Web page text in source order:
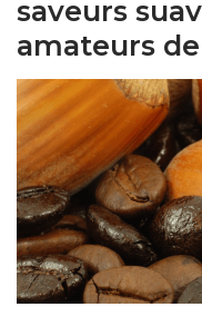
saveurs
amateurs